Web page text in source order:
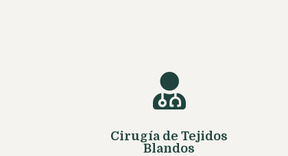

Cirugía de Tejidos
Blandos